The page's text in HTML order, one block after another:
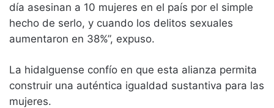
día asesinan a 10 mujeres en el país por el simple
hecho de serlo, y cuando los delitos sexuales
aumentaron en 38%”, expuso.
La hidalguense confío en que esta alianza permita
construir una auténtica igualdad sustantiva para las
mujeres.